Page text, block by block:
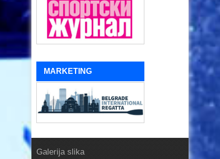
MARKETING
Galerija slika